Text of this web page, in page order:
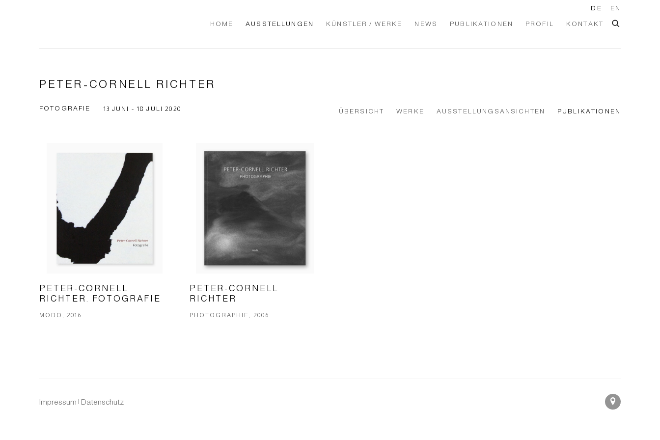
HOME AUSSTELLUNGEN KÜNSTLER / WERKE NEWS PUBLIKATIONEN PROFIL KONTAKT
DE EN
PETER-CORNELL RICHTER
FOTOGRAFIE 13 JUNI - 18 JULI 2020 ÜBERSICHT WERKE AUSSTELLUNGSANSICHTEN PUBLIKATIONEN
PETER-CORNELL
RICHTER. FOTOGRAFIE
MODO, 2016
PETER-CORNELL
RICHTER
PHOTOGRAPHIE, 2006
Impressum | Datenschutz